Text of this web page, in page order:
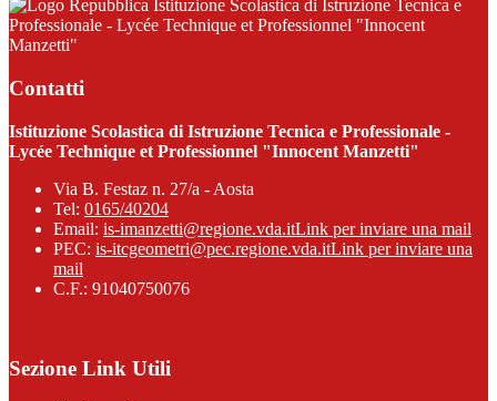
Istituzione Scolastica di Istruzione Tecnica e
Professionale - Lycée Technique et Professionnel "Innocent
Manzetti"
Contatti
Istituzione Scolastica di Istruzione Tecnica e Professionale -
Lycée Technique et Professionnel "Innocent Manzetti"
Via B. Festaz n. 27/a - Aosta
Tel: 0165/40204
Email: is-imanzetti@regione.vda.itLink per inviare una mail
PEC: is-itcgeometri@pec.regione.vda.itLink per inviare una
mail
C.F.: 91040750076
Sezione Link Utili